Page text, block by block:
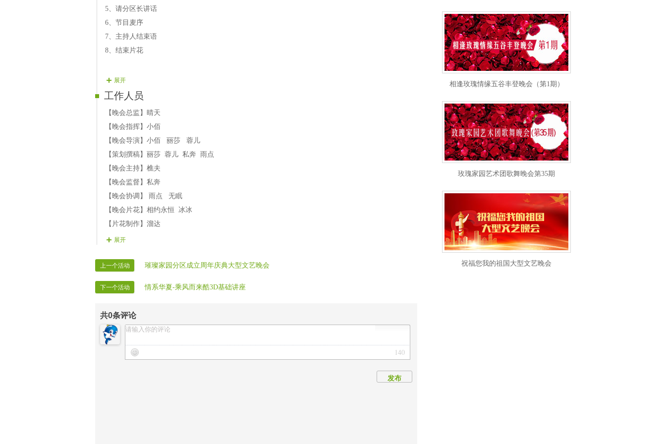
5、请分区长讲话
6、节目麦序
7、主持人结束语
8、结束片花
展开
工作人员
【晚会总监】晴天
【晚会指挥】小佰
【晚会导演】小佰 丽莎 蓉儿
【策划撰稿】丽莎 蓉儿 私奔 雨点
【晚会主持】樵夫
【晚会监督】私奔
【晚会协调】 雨点 无眠
【晚会片花】相约永恒 冰冰
【片花制作】溜达
【晚会秩序】无眠 青风
【晚会迎宾】雨点 莹莹 自由
展开
上一个活动 璀璨家园分区成立周年庆典大型文艺晚会
下一个活动 情系华夏-乘风而来酷3D基础讲座
共0条评论
140
发布
相逢玫瑰情缘五谷丰登晚会（第1期）
玫瑰家园艺术团歌舞晚会第35期
祝福您我的祖国大型文艺晚会